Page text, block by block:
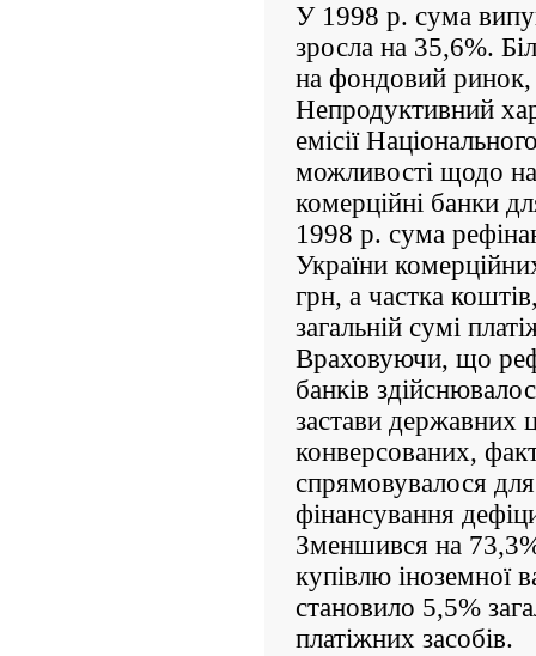
У 1998 р. сума
зросла на 35,6%.
на фондовий
Непродуктивний
емісії
можливості щодо
комерційні банки
1998 р. сума
України
грн, а частка
загальній сумі
Враховуючи, що
банків
застави дер­жавних
конверсованих,
спрямовувалося
фінансування
Зменшився на
купівлю іноземної
становило 5,5%
платіжних засобів.